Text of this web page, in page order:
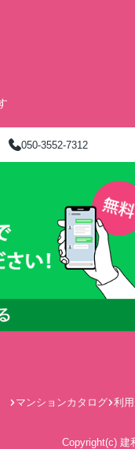
050-3552-7312
マンションカタログ 利
Copyright(c) 建